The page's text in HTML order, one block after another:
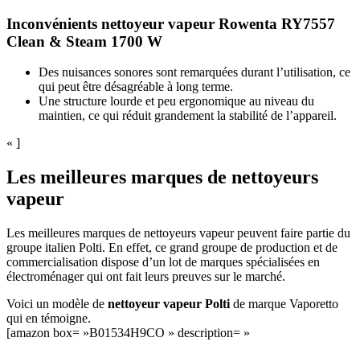
Inconvénients nettoyeur vapeur Rowenta RY7557
Clean & Steam 1700 W
Des nuisances sonores sont remarquées durant l’utilisation, ce
qui peut être désagréable à long terme.
Une structure lourde et peu ergonomique au niveau du
maintien, ce qui réduit grandement la stabilité de l’appareil.
« ]
Les meilleures marques de nettoyeurs
vapeur
Les meilleures marques de nettoyeurs vapeur peuvent faire partie du
groupe italien Polti. En effet, ce grand groupe de production et de
commercialisation dispose d’un lot de marques spécialisées en
électroménager qui ont fait leurs preuves sur le marché.
Voici un modèle de nettoyeur vapeur Polti de marque Vaporetto
qui en témoigne.
[amazon box= »B01534H9CO » description= »